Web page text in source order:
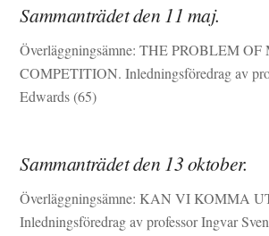
Sammanträdet den 11 maj.
Överläggningsämne: THE PROBLEM
COMPETITION. Inledningsföredrag av
Edwards (65)
Sammanträdet den 13 oktober.
Överläggningsämne: KAN VI KOMMA
Inledningsföredrag av professor Ingvar